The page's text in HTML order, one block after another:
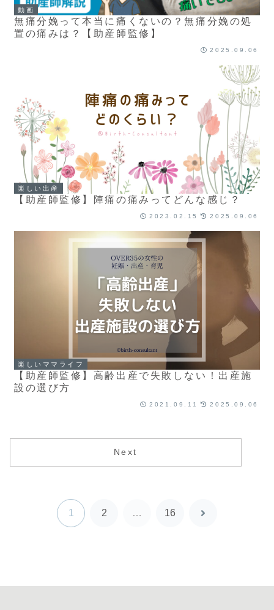
動画
無痛分娩って本当に痛くないの？無痛分娩の処
置の痛みは？【助産師監修】
2025.09.06
楽しい出産
【助産師監修】陣痛の痛みってどんな感じ？
2023.02.15 2025.09.06
楽しいママライフ
【助産師監修】高齢出産で失敗しない！出産施
設の選び方
2021.09.11 2025.09.06
Next
1 2 … 16
次